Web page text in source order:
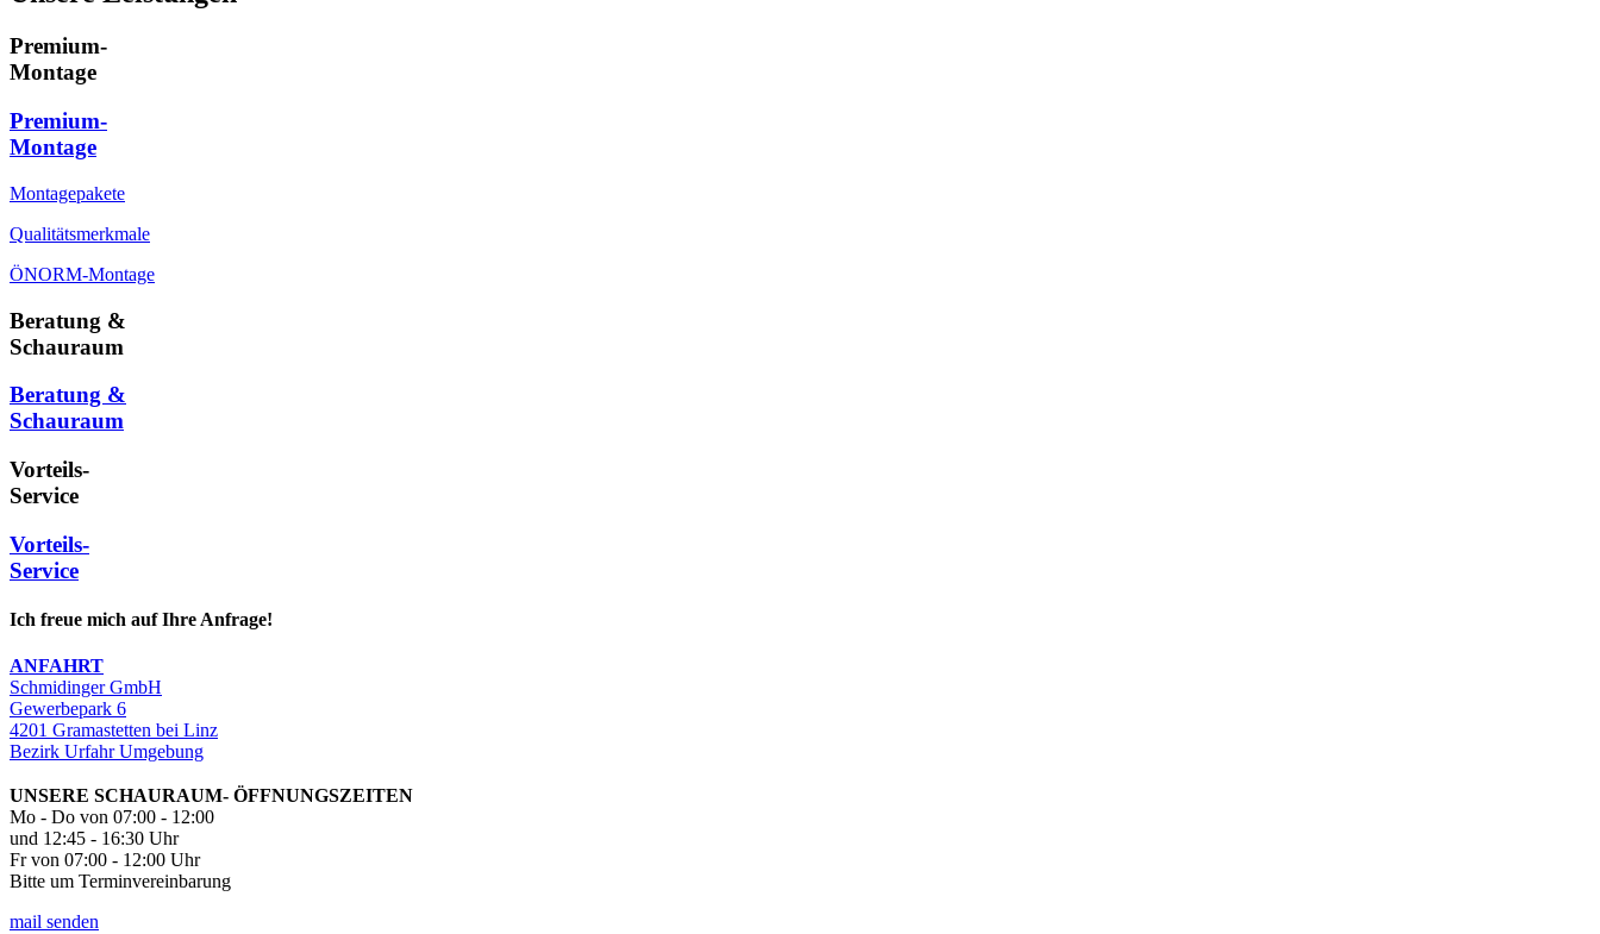
Premium-
Montage
Premium-
Montage
Montagepakete
Qualitätsmerkmale
ÖNORM-Montage
Beratung &
Schauraum
Beratung &
Schauraum
Vorteils-
Service
Vorteils-
Service
Ich freue mich auf Ihre Anfrage!
ANFAHRT
Schmidinger GmbH
Gewerbepark 6
4201 Gramastetten bei Linz
Bezirk Urfahr Umgebung
UNSERE SCHAURAUM- ÖFFNUNGSZEITEN
Mo - Do von 07:00 - 12:00
und 12:45 - 16:30 Uhr
Fr von 07:00 - 12:00 Uhr
Bitte um Terminvereinbarung
mail senden